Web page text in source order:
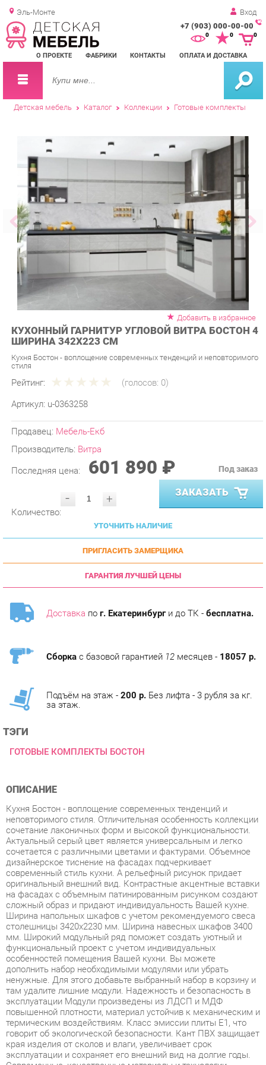
Эль-Монте Вход
+7 (903) 000-00-00
О ПРОЕКТЕ ФАБРИКИ КОНТАКТЫ ОПЛАТА И ДОСТАВКА
0 0
Детская мебель Каталог Коллекции Готовые комплекты
Добавить в избранное
КУХОННЫЙ ГАРНИТУР УГЛОВОЙ ВИТРА БОСТОН 4
ШИРИНА 342Х223 СМ
Кухня Бостон - воплощение современных тенденций и неповторимого
Рейтинг:
Артикул: u-0363258
Производитель:Витра
Последняя цена: 601 890 ₽
- ЗАКАЗАТЬ
УТОЧНИТЬ НАЛИЧИЕ
ПРИГЛАСИТЬ ЗАМЕРЩИКА
ГАРАНТИЯ ЛУЧШЕЙ ЦЕНЫ
Доставкапог. Екатеринбурги до ТК -бесплатна.
ТЭГИ
ОПИСАНИЕ
неповторимого стиля. Отличительная особенность коллекции
Актуальный серый цвет является универсальным и легко
сочетается с различными цветами и фактурами. Объемное
дизайнерское тиснение на фасадах подчеркивает
современный стиль кухни. А рельефный рисунок придает
оригинальный внешний вид. Контрастные акцентные вставки
на фасадах с объемным патинированным рисунком создают
сложный образ и придают индивидуальность Вашей кухне.
Ширина напольных шкафов с учетом рекомендуемого свеса
столешницы 3420х2230 мм. Ширина навесных шкафов 3400
мм. Широкий модульный ряд поможет создать уютный и
функциональный проект с учетом индивидуальных
особенностей помещения Вашей кухни. Вы можете
дополнить набор необходимыми модулями или убрать
ненужные. Для этого добавьте выбранный набор в корзину и
там удалите лишние модули. Надежность и безопасность в
эксплуатации Модули произведены из ЛДСП и МДФ
повышенной плотности, материал устойчив к механическим и
термическим воздействиям. Класс эмиссии плиты Е1, что
говорит об экологической безопасности. Кант ПВХ защищает
края изделия от сколов и влаги, увеличивает срок
эксплуатации и сохраняет его внешний вид на долгие годы.
Современные, качественные материалы и технологии
декорирования обеспечивают легкий уход за кухней.
Понятная инструкция и необходимая фурнитура для сборки в
комплекте. Гарантия 8 лет. Это больше, чем по ГОСТу и в 4